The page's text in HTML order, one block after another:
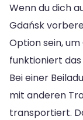
Wenn du dich
Gdańsk
Option sein,
funktioniert
Bei einer
mit anderen
transportiert.